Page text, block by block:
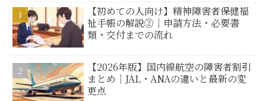
【初めての人向け】精神障害者保健福
祉手帳の解説②｜申請方法・必要書
類・交付までの流れ
【2026年版】国内線航空の障害者割引
まとめ｜JAL・ANAの違いと最新の変
更点